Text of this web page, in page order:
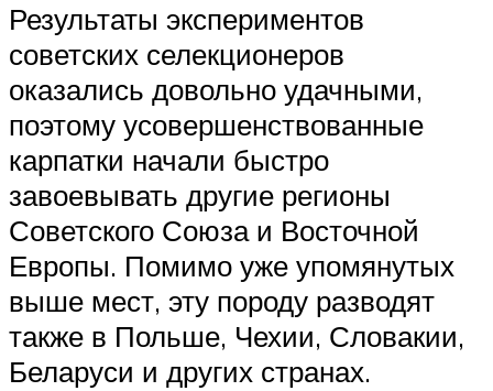
Результаты экспериментов
советских селекционеров
оказались довольно удачными,
поэтому усовершенствованные
карпатки начали быстро
завоевывать другие регионы
Советского Союза и Восточной
Европы. Помимо уже упомянутых
выше мест, эту породу разводят
также в Польше, Чехии, Словакии,
Беларуси и других странах.